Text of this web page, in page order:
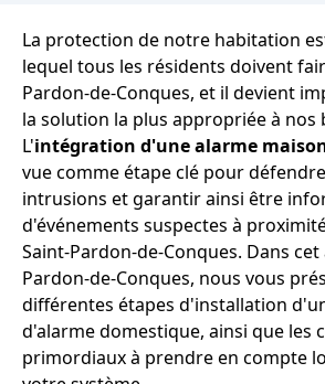
La protection de notre habitation
lequel tous les résidents doivent
Pardon-de-Conques, et il devient
la solution la plus appropriée à nos
L'intégration d'une alarme
vue comme étape clé pour
intrusions et garantir ainsi être
d'événements suspectes à
Saint-Pardon-de-Conques. Dans
Pardon-de-Conques, nous vous
différentes étapes d'installation
d'alarme domestique, ainsi que les
primordiaux à prendre en compte